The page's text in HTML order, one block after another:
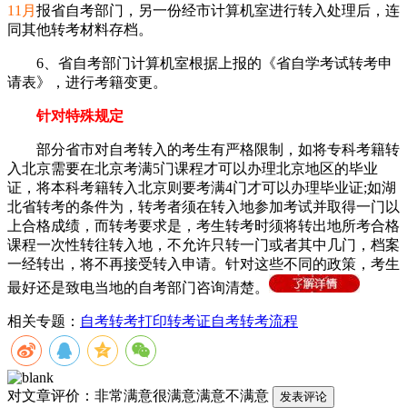
11月 报省自考部门，另一份经市计算机室进行转入处理后，连
同其他转考材料存档。
6、省自考部门计算机室根据上报的《省自学考试转考申
请表》，进行考籍变更。
针对特殊规定
部分省市对自考转入的考生有严格限制，如将专科考籍转
入北京需要在北京考满5门课程才可以办理北京地区的毕业
证，将本科考籍转入北京则要考满4门才可以办理毕业证;如湖
北省转考的条件为，转考者须在转入地参加考试并取得一门以
上合格成绩，而转考要求是，考生转考时须将转出地所考合格
课程一次性转往转入地，不允许只转一门或者其中几门，档案
一经转出，将不再接受转入申请。针对这些不同的政策，考生
最好还是致电当地的自考部门咨询清楚。
相关专题： 自考转考打印转考证自考转考流程
对文章评价： 非常满意很满意满意不满意